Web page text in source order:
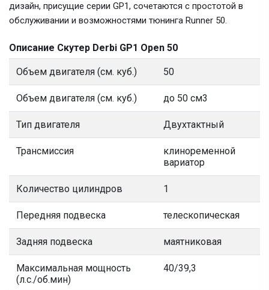
дизайн, присущие серии GP1, сочетаются с простотой в
обслуживании и возможностями тюнинга Runner 50.
Описание Скутер Derbi GP1 Open 50
Объем двигателя (см. куб.) 50
Объем двигателя (см. куб.) до 50 см3
Тип двигателя Двухтактный
Трансмиссия
клиноременной
вариатор
Количество цилиндров 1
Передняя подвеска телескопическая
Задняя подвеска маятниковая
Максимальная мощность
(л.с./об.мин)
40/39,3